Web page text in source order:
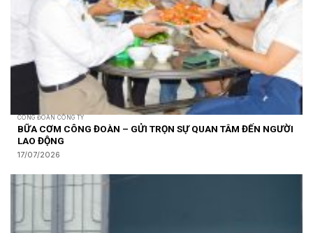
CÔNG ĐOÀN CÔNG TY
BỮA CƠM CÔNG ĐOÀN – GỬI TRỌN SỰ QUAN TÂM ĐẾN NGƯỜI
LAO ĐỘNG
17/07/2026